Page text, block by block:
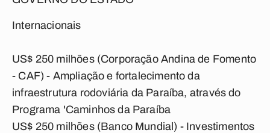
Internacionais
US$ 250 milhões (Corporação Andina de Fomento
- CAF) - Ampliação e fortalecimento da
infraestrutura rodoviária da Paraíba, através do
Programa 'Caminhos da Paraíba
US$ 250 milhões (Banco Mundial) - Investimentos